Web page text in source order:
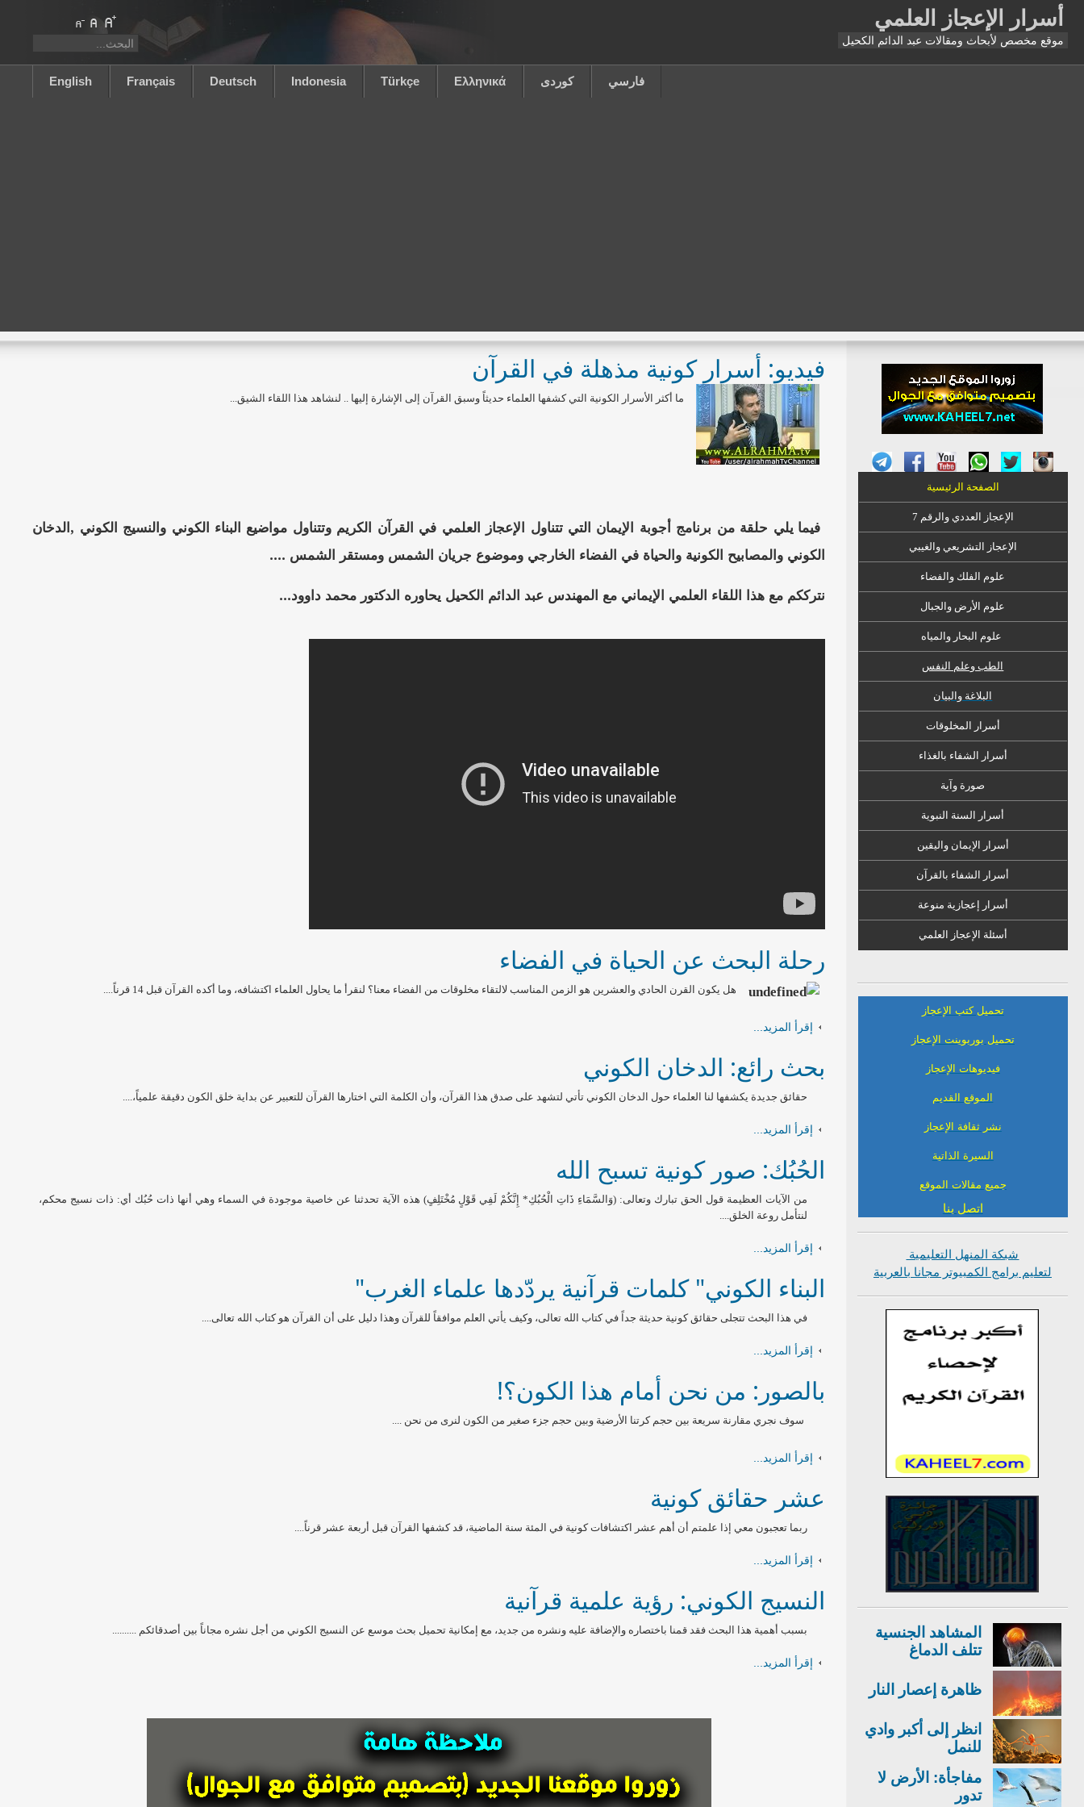
أسرار الإعجاز العلمي
موقع مخصص لأبحاث ومقالات عبد الدائم الكحيل
English Français Deutsch Indonesia Türkçe Ελληνικά كوردى فارسي
فيديو: أسرار كونية مذهلة في القرآن
ما أكثر الأسرار الكونية التي كشفها العلماء حديثاً وسبق القرآن إلى الإشارة إليها .. لنشاهد هذا اللقاء الشيق...
فيما يلي حلقة من برنامج أجوبة الإيمان التي تتناول الإعجاز العلمي في القرآن الكريم وتتناول مواضيع البناء الكوني والنسيج الكوني ,الدخان
الكوني والمصابيح الكونية والحياة في الفضاء الخارجي وموضوع جريان الشمس ومستقر الشمس ....
نترككم مع هذا اللقاء العلمي الإيماني مع المهندس عبد الدائم الكحيل يحاوره الدكتور محمد داوود...
رحلة البحث عن الحياة في الفضاء
هل يكون القرن الحادي والعشرين هو الزمن المناسب لالتقاء مخلوقات من الفضاء معنا؟ لنقرأ ما يحاول العلماء اكتشافه، وما أكده القرآن قبل 14 قرناً....
إقرأ المزيد...
بحث رائع: الدخان الكوني
حقائق جديدة يكشفها لنا العلماء حول الدخان الكوني تأتي لتشهد على صدق هذا القرآن، وأن الكلمة التي اختارها القرآن للتعبير عن بداية خلق الكون دقيقة علمياً،....
إقرأ المزيد...
الحُبُك: صور كونية تسبح الله
من الآيات العظيمة قول الحق تبارك وتعالى: (وَالسَّمَاءِ ذَاتِ الْحُبُكِ* إِنَّكُمْ لَفِي قَوْلٍ مُخْتَلِفٍ) هذه الآية تحدثنا عن خاصية موجودة في السماء وهي أنها ذات حُبُك أي: ذات نسيج محكم،
لنتأمل روعة الخلق....
إقرأ المزيد...
البناء الكوني" كلمات قرآنية يردّدها علماء الغرب"
في هذا البحث تتجلى حقائق كونية حديثة جداً في كتاب الله تعالى، وكيف يأتي العلم موافقاً للقرآن وهذا دليل على أن القرآن هو كتاب الله تعالى....
إقرأ المزيد...
بالصور: من نحن أمام هذا الكون؟!
سوف نجري مقارنة سريعة بين حجم كرتنا الأرضية وبين حجم جزء صغير من الكون لنرى من نحن ....
إقرأ المزيد...
عشر حقائق كونية
ربما تعجبون معي إذا علمتم أن أهم عشر اكتشافات كونية في المئة سنة الماضية، قد كشفها القرآن قبل أربعة عشر قرناً....
إقرأ المزيد...
النسيج الكوني: رؤية علمية قرآنية
بسبب أهمية هذا البحث فقد قمنا باختصاره والإضافة عليه ونشره من جديد، مع إمكانية تحميل بحث موسع عن النسيج الكوني من أجل نشره مجاناً بين أصدقائكم ..........
إقرأ المزيد...
الصفحة الرئيسية
الإعجاز العددي والرقم 7
الإعجاز التشريعي والغيبي
علوم الفلك والفضاء
علوم الأرض والجبال
علوم البحار والمياه
الطب وعلم النفس
البلاغة والبيان
أسرار المخلوقات
أسرار الشفاء بالغذاء
صورة وآية
أسرار السنة النبوية
أسرار الإيمان واليقين
أسرار الشفاء بالقرآن
أسرار إعجازية منوعة
أسئلة الإعجاز العلمي
تحميل كتب الإعجاز
تحميل بوربوينت الإعجاز
فيديوهات الإعجاز
الموقع القديم
نشر ثقافة الإعجاز
السيرة الذاتية
جميع مقالات الموقع
اتصل بنا
شبكة المنهل التعليمية
لتعليم برامج الكمبيوتر مجانا بالعربية
المشاهد الجنسية
تتلف الدماغ
ظاهرة إعصار النار
انظر إلى أكبر وادي
للنمل
مفاجأة: الأرض لا
تدور